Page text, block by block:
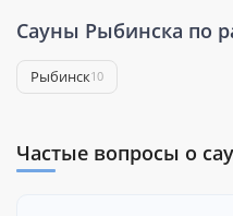
Сауны Рыбинска по
Рыбинск10
Частые вопросы о